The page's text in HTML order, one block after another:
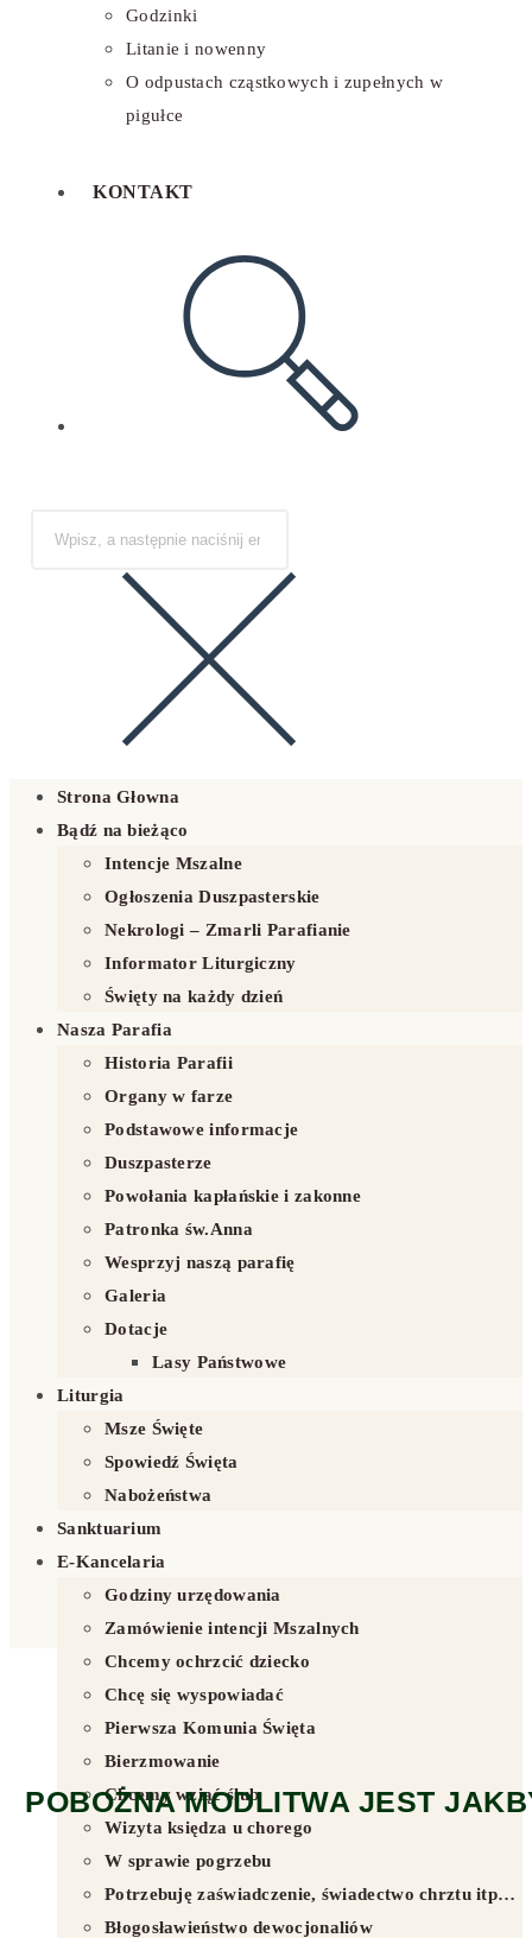
Godzinki
Litanie i nowenny
O odpustach cząstkowych i zupełnych w
pigułce
KONTAKT
Strona Głowna
Bądź na bieżąco
Intencje Mszalne
Ogłoszenia Duszpasterskie
Nekrologi – Zmarli Parafianie
Informator Liturgiczny
Święty na każdy dzień
Nasza Parafia
Historia Parafii
Organy w farze
Podstawowe informacje
Duszpasterze
Powołania kapłańskie i zakonne
Patronka św.Anna
Wesprzyj naszą parafię
Galeria
Dotacje
Lasy Państwowe
Liturgia
Msze Święte
Spowiedź Święta
Nabożeństwa
Sanktuarium
E-Kancelaria
Godziny urzędowania
Zamówienie intencji Mszalnych
Chcemy ochrzcić dziecko
Chcę się wyspowiadać
Pierwsza Komunia Święta
Bierzmowanie
Chcemy wziąć ślub
Wizyta księdza u chorego
W sprawie pogrzebu
Potrzebuję zaświadczenie, świadectwo chrztu itp…
Błogosławieństwo dewocjonaliów
POBOŻNA MODLITWA JEST